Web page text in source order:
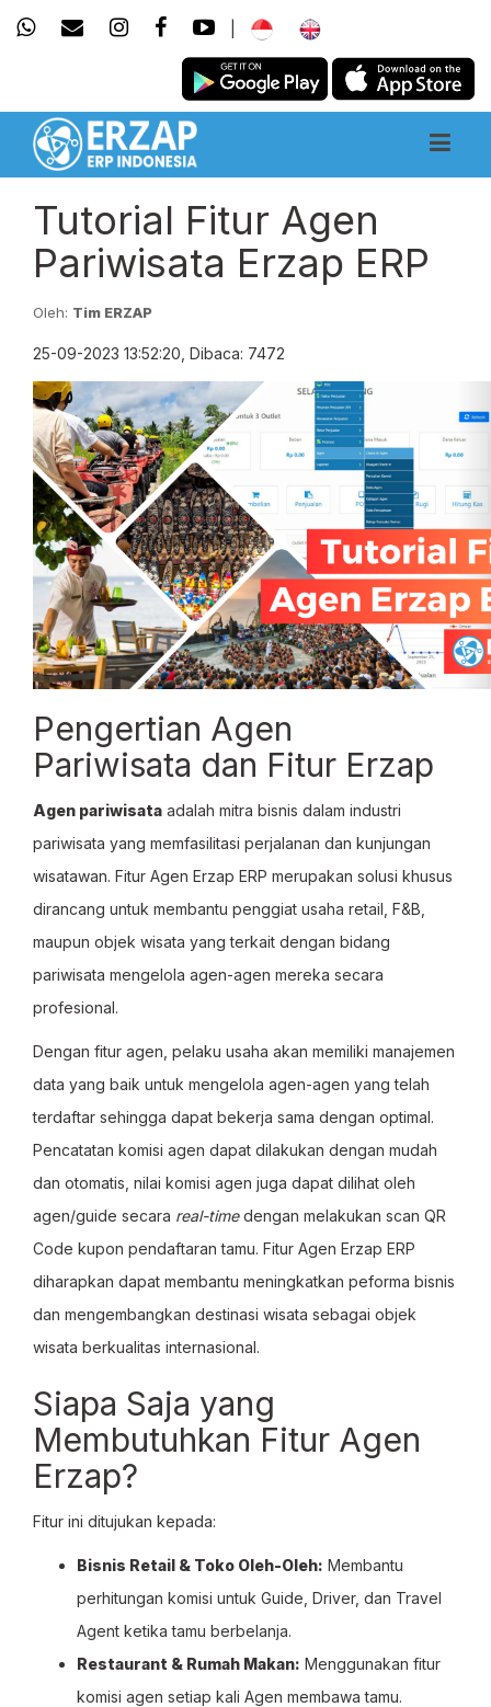
Tutorial Fitur Agen
Pariwisata Erzap ERP
Oleh: Tim ERZAP
25-09-2023 13:52:20, Dibaca: 7472
Pengertian Agen
Pariwisata dan Fitur Erzap
Agen pariwisata adalah mitra bisnis dalam industri
pariwisata yang memfasilitasi perjalanan dan kunjungan
wisatawan. Fitur Agen Erzap ERP merupakan solusi khusus
dirancang untuk membantu penggiat usaha retail, F&B,
maupun objek wisata yang terkait dengan bidang
pariwisata mengelola agen-agen mereka secara
profesional.
Dengan fitur agen, pelaku usaha akan memiliki manajemen
data yang baik untuk mengelola agen-agen yang telah
terdaftar sehingga dapat bekerja sama dengan optimal.
Pencatatan komisi agen dapat dilakukan dengan mudah
dan otomatis, nilai komisi agen juga dapat dilihat oleh
agen/guide secara real-timedengan melakukan scan QR
Code kupon pendaftaran tamu. Fitur Agen Erzap ERP
diharapkan dapat membantu meningkatkan peforma bisnis
dan mengembangkan destinasi wisata sebagai objek
wisata berkualitas internasional.
Siapa Saja yang
Membutuhkan Fitur Agen
Erzap?
Fitur ini ditujukan kepada:
Bisnis Retail & Toko Oleh-Oleh: Membantu
perhitungan komisi untuk Guide, Driver, dan Travel
Agent ketika tamu berbelanja.
Restaurant & Rumah Makan: Menggunakan fitur
komisi agen setiap kali Agen membawa tamu.